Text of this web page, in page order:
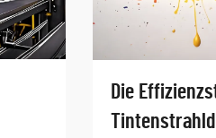
Die